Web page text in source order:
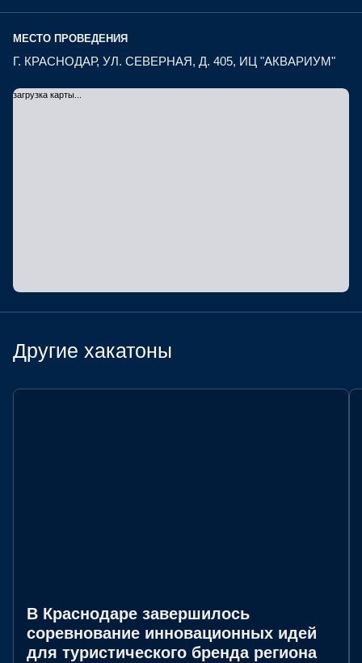
МЕСТО ПРОВЕДЕНИЯ
Г. КРАСНОДАР, УЛ. СЕВЕРНАЯ, Д. 405, ИЦ "АКВАРИУМ"
загрузка карты...
Другие хакатоны
В Краснодаре завершилось
соревнование инновационных идей
для туристического бренда региона